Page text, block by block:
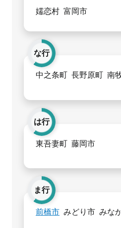
嬬恋村 富岡市
な行
中之条町 長野原町 南
は行
東吾妻町 藤岡市
ま行
前橋市 みどり市 みな